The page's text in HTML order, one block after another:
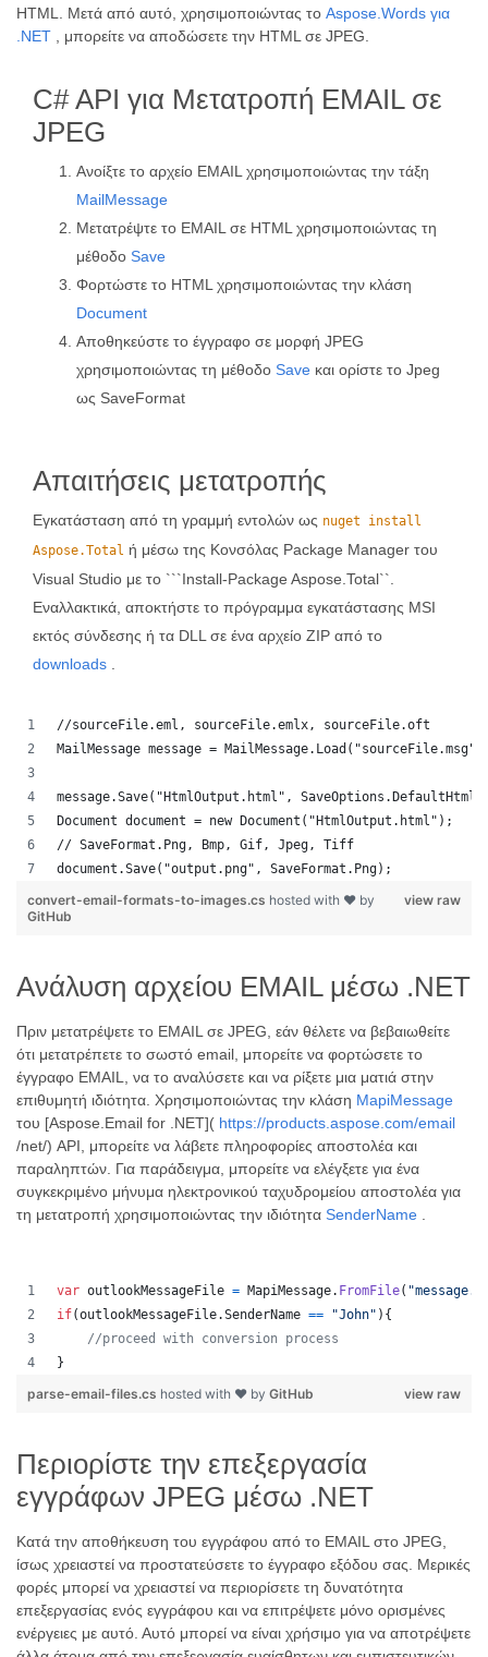
HTML. Μετά από αυτό, χρησιμοποιώντας το Aspose.Words για
.NET , μπορείτε να αποδώσετε την HTML σε JPEG.
C# API για Μετατροπή EMAIL σε
JPEG
Ανοίξτε το αρχείο EMAIL χρησιμοποιώντας την τάξη
MailMessage
Μετατρέψτε το EMAIL σε HTML χρησιμοποιώντας τη
μέθοδο Save
Φορτώστε το HTML χρησιμοποιώντας την κλάση
Document
Αποθηκεύστε το έγγραφο σε μορφή JPEG
χρησιμοποιώντας τη μέθοδο Save και ορίστε το Jpeg
ως SaveFormat
Απαιτήσεις μετατροπής
Εγκατάσταση από τη γραμμή εντολών ως nuget install
Aspose.Total ή μέσω της Κονσόλας Package Manager του
Visual Studio με το ```Install-Package Aspose.Total``.
Εναλλακτικά, αποκτήστε το πρόγραμμα εγκατάστασης MSI
εκτός σύνδεσης ή τα DLL σε ένα αρχείο ZIP από το
downloads
//sourceFile.eml, sourceFile.emlx, sourceFile.oft
MailMessage message =
message.Save("HtmlOutput.html",
Document document = new Document("HtmlOutput.html");
// SaveFormat.Png, Bmp, Gif, Jpeg, Tiff
document.Save("output.png", SaveFormat.Png);
view raw
convert-email-formats-to-images.cs hosted with ❤ by
GitHub
Ανάλυση αρχείου EMAIL μέσω .NET
Πριν μετατρέψετε το EMAIL σε JPEG, εάν θέλετε να βεβαιωθείτε
ότι μετατρέπετε το σωστό email, μπορείτε να φορτώσετε το
έγγραφο EMAIL, να το αναλύσετε και να ρίξετε μια ματιά στην
επιθυμητή ιδιότητα. Χρησιμοποιώντας την κλάση MapiMessage
του [Aspose.Email for .NET]( https://products.aspose.com/email
/net/) API, μπορείτε να λάβετε πληροφορίες αποστολέα και
παραληπτών. Για παράδειγμα, μπορείτε να ελέγξετε για ένα
συγκεκριμένο μήνυμα ηλεκτρονικού ταχυδρομείου αποστολέα για
τη μετατροπή χρησιμοποιώντας την ιδιότητα SenderName
var outlookMessageFile = MapiMessage. FromFile(
if(outlookMessageFile.SenderName == "John" ) {
//proceed with conversion process
}
view raw
parse-email-files.cs hosted with ❤ by GitHub
Περιορίστε την επεξεργασία
εγγράφων JPEG μέσω .NET
Κατά την αποθήκευση του εγγράφου από το EMAIL στο JPEG,
ίσως χρειαστεί να προστατεύσετε το έγγραφο εξόδου σας. Μερικές
φορές μπορεί να χρειαστεί να περιορίσετε τη δυνατότητα
επεξεργασίας ενός εγγράφου και να επιτρέψετε μόνο ορισμένες
ενέργειες με αυτό. Αυτό μπορεί να είναι χρήσιμο για να αποτρέψετε